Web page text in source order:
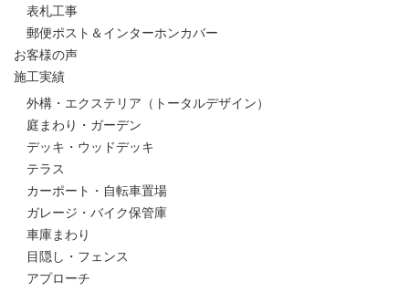
表札工事
郵便ポスト＆インターホンカバー
お客様の声
施工実績
外構・エクステリア（トータルデザイン）
庭まわり・ガーデン
デッキ・ウッドデッキ
テラス
カーポート・自転車置場
ガレージ・バイク保管庫
車庫まわり
目隠し・フェンス
アプローチ